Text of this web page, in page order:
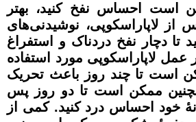
احساس نفخ کنید، بهتر
از لاپاراسکوپی، نوشیدنی‌های
تا دچار نفخ دردناک و استفراغ
لاپاراسکوپی مورد استفاده
است تا چند روز باعث تحریک
ممکن است تا دو روز پس
خود احساس درد کنید. کمی از